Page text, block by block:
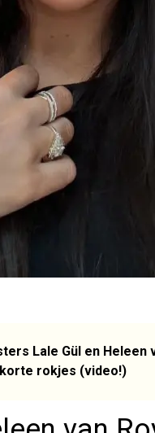
Lale Gül en Heleen
rokjes (video!)